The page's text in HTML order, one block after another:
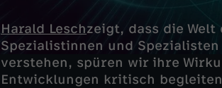
Harald Leschzeigt, dass die
Spezialistinnen und
verstehen, spüren wir ihre
Entwicklungen kritisch